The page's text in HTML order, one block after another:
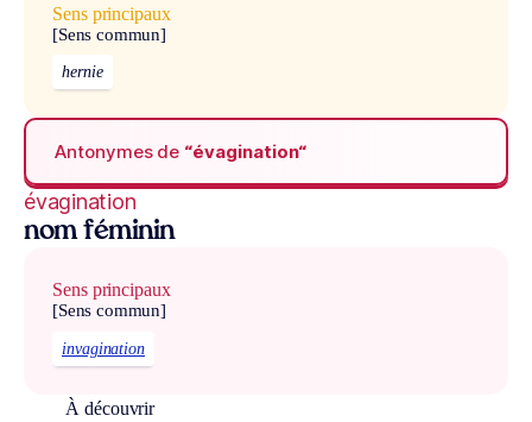
Sens principaux
[Sens commun]
hernie
Antonymes de “évagination“
évagination
nom féminin
Sens principaux
[Sens commun]
invagination
À découvrir